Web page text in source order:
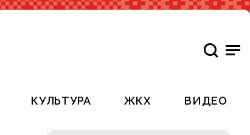
КУЛЬТУРА ЖКХ ВИДЕО